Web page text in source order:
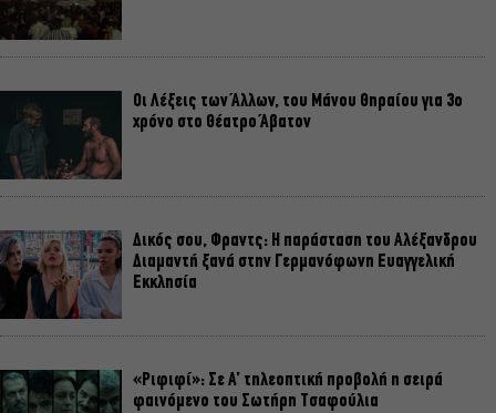
Οι Λέξεις των Άλλων, του Μάνου Θηραίου για 3ο
χρόνο στο Θέατρο Άβατον
Δικός σου, Φραντς: Η παράσταση του Αλέξανδρου
Διαμαντή ξανά στην Γερμανόφωνη Ευαγγελική
Εκκλησία
«Ριφιφί»: Σε Α’ τηλεοπτική προβολή η σειρά
φαινόμενο του Σωτήρη Τσαφούλια